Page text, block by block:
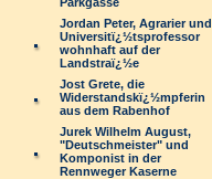
Jordan Peter, Agrarier und
Universitï¿½tsprofessor
wohnhaft auf der
Landstraï¿½e
Jost Grete, die
Widerstandskï¿½mpferin
aus dem Rabenhof
Jurek Wilhelm August,
"Deutschmeister" und
Komponist in der
Rennweger Kaserne